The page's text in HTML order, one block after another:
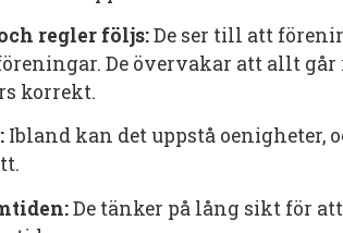
regler följs:De ser till att
De övervakar att allt
korrekt.
Ibland kan det uppstå oenigheter,
De tänker på lång sikt för